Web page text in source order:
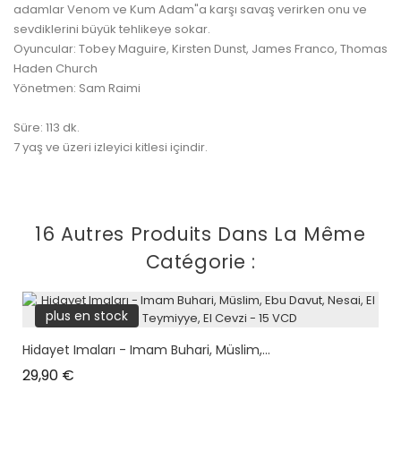
adamlar Venom ve Kum Adam"a karşı savaş verirken onu ve
sevdiklerini büyük tehlikeye sokar.
Oyuncular: Tobey Maguire, Kirsten Dunst, James Franco, Thomas
Haden Church
Yönetmen: Sam Raimi
Süre: 113 dk.
7 yaş ve üzeri izleyici kitlesi içindir.
16 Autres Produits Dans La Même
Catégorie :
plus en stock
Hidayet Imaları - Imam Buhari, Müslim,...
29,90 €